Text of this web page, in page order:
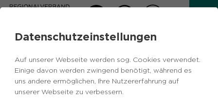
Datenschutzeinstellungen
Auf unserer Webseite werden sog. Cookies verwendet.
Einige davon werden zwingend benötigt, während es
uns andere ermöglichen, Ihre Nutzererfahrung auf
unserer Webseite zu verbessern.
AKTUELLES
Zurück